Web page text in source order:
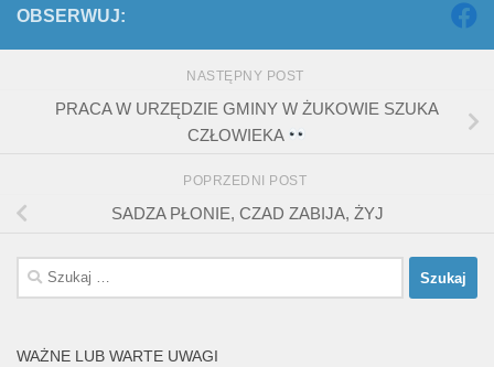
OBSERWUJ:
NASTĘPNY POST
PRACA W URZĘDZIE GMINY W ŻUKOWIE SZUKA
CZŁOWIEKA
POPRZEDNI POST
SADZA PŁONIE, CZAD ZABIJA, ŻYJ
Szukaj:
WAŻNE LUB WARTE UWAGI